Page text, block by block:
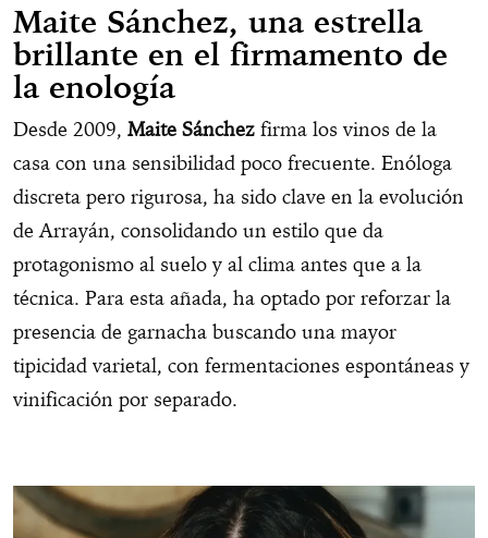
Maite Sánchez, una estrella
brillante en el firmamento de
la enología
Desde 2009, Maite Sánchez firma los vinos de la
casa con una sensibilidad poco frecuente. Enóloga
discreta pero rigurosa, ha sido clave en la evolución
de Arrayán, consolidando un estilo que da
protagonismo al suelo y al clima antes que a la
técnica. Para esta añada, ha optado por reforzar la
presencia de garnacha buscando una mayor
tipicidad varietal, con fermentaciones espontáneas y
vinificación por separado.